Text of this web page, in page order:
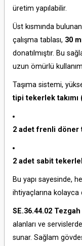
üretim yapılabilir.
Üst kısmında bulunan
çalışma tablası, 30
donatılmıştır. Bu
uzun ömürlü
Taşıma sistemi,
tipi tekerlek takımı
2 adet frenli döner
2 adet sabit
Bu yapı sayesinde,
ihtiyaçlarına kolayca
SE.36.44.02
alanları ve
sunar. Sağlam